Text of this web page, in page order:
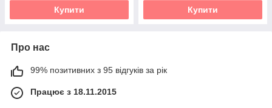
Купити Купити
Про нас
99% позитивних з 95 відгуків за рік
Працює з 18.11.2015